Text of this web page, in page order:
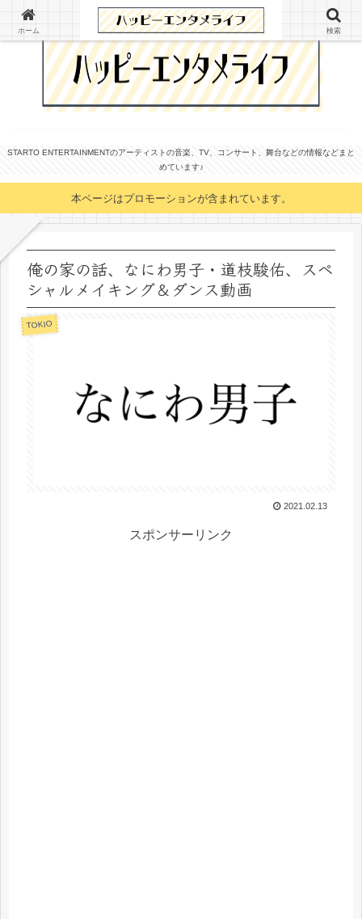
STARTO ENTERTAINMENTのアーティストの音楽、TV、コンサート、舞台などの情報などまと
めています♪
本ページはプロモーションが含まれています。
俺の家の話、なにわ男子・道枝駿佑、スペ
シャルメイキング＆ダンス動画
TOKIO
2021.02.13
スポンサーリンク
ホーム 検索